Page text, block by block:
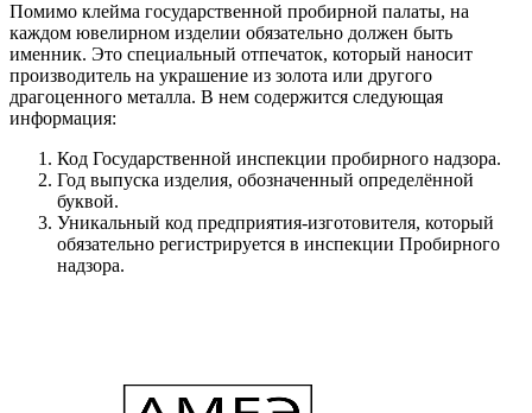
Помимо клейма государственной пробирной палаты, на
каждом ювелирном изделии обязательно должен быть
именник. Это специальный отпечаток, который наносит
производитель на украшение из золота или другого
драгоценного металла. В нем содержится следующая
информация:
Код Государственной инспекции пробирного надзора.
Год выпуска изделия, обозначенный определённой
буквой.
Уникальный код предприятия-изготовителя, который
обязательно регистрируется в инспекции Пробирного
надзора.